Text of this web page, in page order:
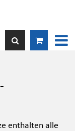
enthalten alle